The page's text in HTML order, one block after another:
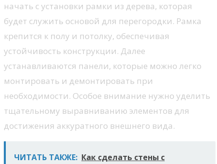
начать с установки рамки из дерева, которая
будет служить основой для перегородки. Рамка
крепится к полу и потолку, обеспечивая
устойчивость конструкции. Далее
устанавливаются панели, которые можно легко
монтировать и демонтировать при
необходимости. Особое внимание нужно уделить
тщательному выравниванию элементов для
достижения аккуратного внешнего вида.
ЧИТАТЬ ТАКЖЕ: Как сделать стены с